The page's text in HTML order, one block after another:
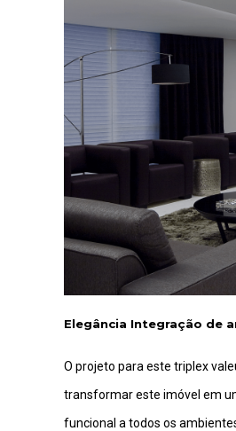
Elegância Integração de
O projeto para este triplex
transformar este imóvel em
funcional a todos os